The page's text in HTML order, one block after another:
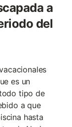
a
del
es un
tipo de
a que
hasta